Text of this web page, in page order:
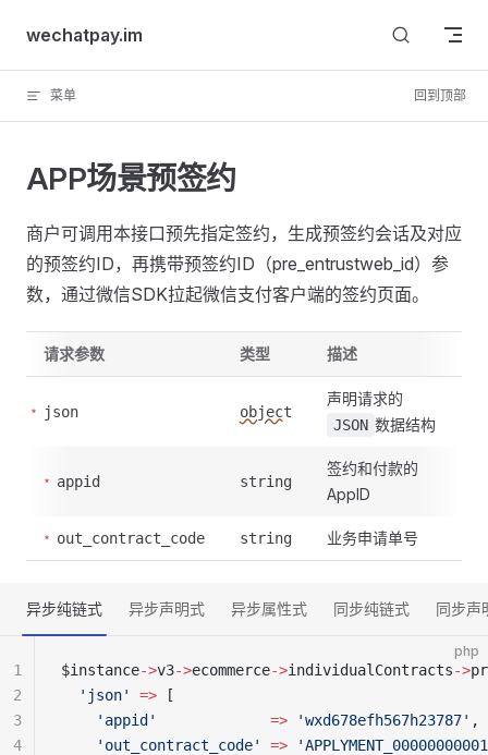
Skip to content
wechatpay.im
菜单 回到顶部
APP场景预签约
商户可调用本接口预先指定签约，生成预签约会话及对应
的预签约ID，再携带预签约ID（pre_entrustweb_id）参
数，通过微信SDK拉起微信支付客户端的签约页面。
请求参数 类型 描述
json object
声明请求的
JSON 数据结构
appid string
签约和付款的
AppID
out_contract_code string 业务申请单号
异步纯链式 异步声明式 异步属性式 同步纯链式 同步声
php
$instance->v3->ecommerce->individualContracts->
  'json'
=> [
    'appid'
             =>
'wxd678efh567h23787' ,
    'out_contract_code'
=>
1
2
3
4